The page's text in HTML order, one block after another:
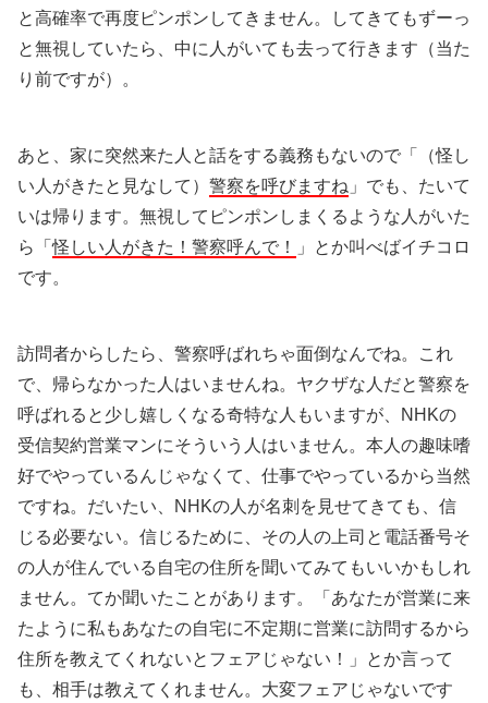
と高確率で再度ピンポンしてきません。してきてもずーっ
と無視していたら、中に人がいても去って行きます（当た
り前ですが）。
あと、家に突然来た人と話をする義務もないので「（怪し
い人がきたと見なして） 警察を呼びますね 」でも、たいて
いは帰ります。無視してピンポンしまくるような人がいた
ら「怪しい人がきた！警察呼んで！
」とか叫べばイチコロ
です。
訪問者からしたら、警察呼ばれちゃ面倒なんでね。これ
で、帰らなかった人はいませんね。ヤクザな人だと警察を
呼ばれると少し嬉しくなる奇特な人もいますが、NHKの
受信契約営業マンにそういう人はいません。本人の趣味嗜
好でやっているんじゃなくて、仕事でやっているから当然
ですね。だいたい、NHKの人が名刺を見せてきても、信
じる必要ない。信じるために、その人の上司と電話番号そ
の人が住んでいる自宅の住所を聞いてみてもいいかもしれ
ません。てか聞いたことがあります。「あなたが営業に来
たように私もあなたの自宅に不定期に営業に訪問するから
住所を教えてくれないとフェアじゃない！」とか言って
も、相手は教えてくれません。大変フェアじゃないです